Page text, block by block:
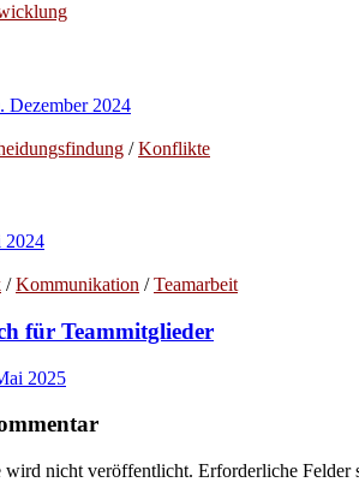
Dezember 2024
/Konflikte
2024
/Kommunikation /Teamarbeit
für Teammitglieder
2025
wird nicht veröffentlicht. Erforderliche Felder